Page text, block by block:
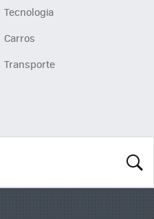
Tecnologia
Carros
Transporte